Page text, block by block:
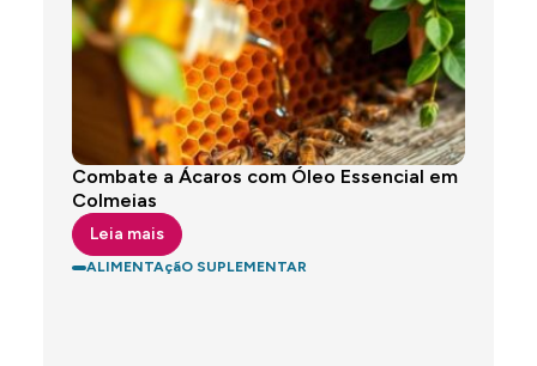
Combate a Ácaros com Óleo Essencial em
Colmeias
Leia mais
ALIMENTAçãO SUPLEMENTAR